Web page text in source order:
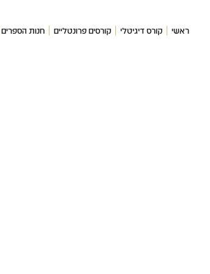
ראשי קורס דיגיטלי קורסים פרונטליים חנות הספרים